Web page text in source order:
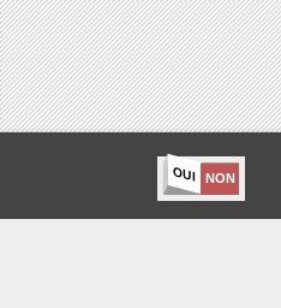
OUI NON